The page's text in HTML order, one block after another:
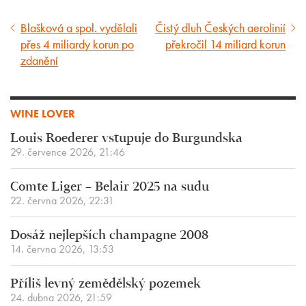
Předcházející
článek
Blašková a spol. vydělali
přes 4 miliardy korun po
zdanění
Následující
článek
Čistý dluh Českých aerolinií
překročil 14 miliard korun
WINE LOVER
Louis Roederer vstupuje do Burgundska
29. července 2026, 21:46
Comte Liger – Belair 2025 na sudu
22. června 2026, 22:31
Dosáž nejlepších champagne 2008
14. června 2026, 13:53
Příliš levný zemědělský pozemek
24. dubna 2026, 21:59